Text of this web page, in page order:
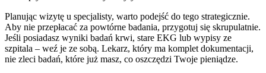
Planując wizytę u specjalisty, warto podejść do tego strategicznie.
Aby nie przepłacać za powtórne badania, przygotuj się skrupulatnie.
Jeśli posiadasz wyniki badań krwi, stare EKG lub wypisy ze
szpitala – weź je ze sobą. Lekarz, który ma komplet dokumentacji,
nie zleci badań, które już masz, co oszczędzi Twoje pieniądze.